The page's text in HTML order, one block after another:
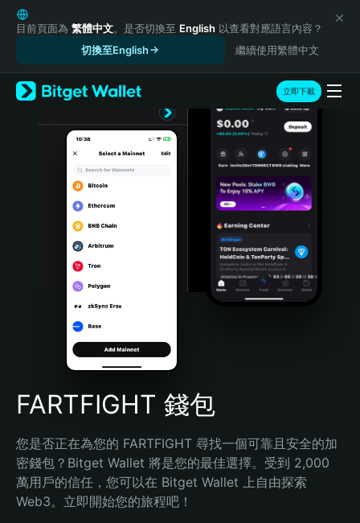
English
日本語
Русский
Español (Latinoamérica)
Türkçe
Português (Portugal)
Bahasa Indonesia
Português (Brasil)
Español (Argentina)
目前頁面為 繁體中文。是否切換至 English 以查看對應語言內容？
切換至English
繼續使用繁體中文
立即下載
FARTFIGHT 錢包
您是否正在為您的 FARTFIGHT 尋找一個可靠且安全的加
密錢包？Bitget Wallet 將是您的最佳選擇。受到 2,000
萬用戶的信任，您可以在 Bitget Wallet 上自由探索
Web3。立即開始您的旅程吧！